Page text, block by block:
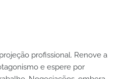
profissional. Renove a
e espere por